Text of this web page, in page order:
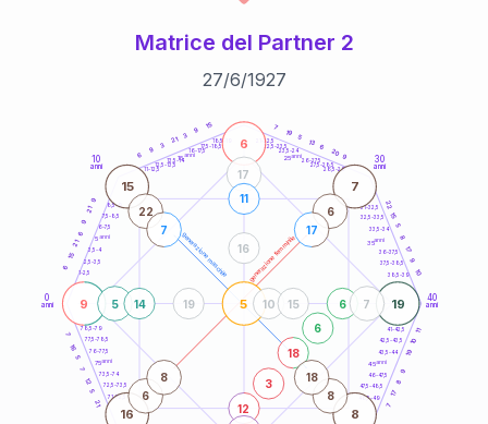
Matrice del Partner 2
27/6/1927
generazione maschile generazione femminile
0
anni
10
anni
30
anni
40
anni
1-2,5
2,5-3,5
3,5-4
6-7,5
7,5-8,5
8,5-9
11-12,5
12,5-13,5
13,5-14
16-17,5
17,5-18,5
18,5-19 21-22,5
22,5-23,5
23,5-24
26-27,5
27,5-28,5
28,5-29
31-32,5
32,5-33,5
33,5-34
36-37,5
37,5-38,5
38,5-39
41-42,5
42,5-43,5
43,5-44
46-47,5
47,5-48,5
48,5-49
71-72,5
72,5-73,5
73,5-74
76-77,5
77,5-78,5
78,5-79
6
15
21
6
9
21
9
6
9
3
21
3
9
15 7
19 5
13
6
20
9
22
15
5
8
17
9
10
11
10
19
9
8
17
7
21
5
12
7
5
16
7
9
6
19
5
15 7
16 8
12
3
18
6
6
5
17
7
14
11
10 15
19
16
22
7
6
17
6
8
8
18
5anni
15 anni 25anni
35anni
45anni
75anni